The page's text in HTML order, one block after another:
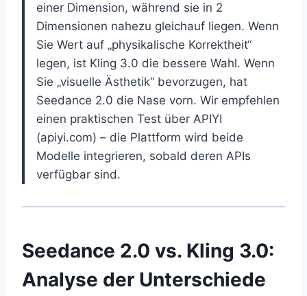
einer Dimension, während sie in 2
Dimensionen nahezu gleichauf liegen. Wenn
Sie Wert auf „physikalische Korrektheit“
legen, ist Kling 3.0 die bessere Wahl. Wenn
Sie „visuelle Ästhetik“ bevorzugen, hat
Seedance 2.0 die Nase vorn. Wir empfehlen
einen praktischen Test über APIYI
(apiyi.com) – die Plattform wird beide
Modelle integrieren, sobald deren APIs
verfügbar sind.
Seedance 2.0 vs. Kling 3.0:
Analyse der Unterschiede